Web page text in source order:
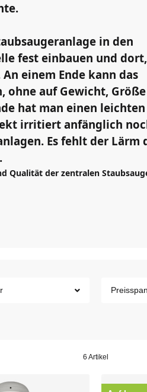
in den
fest einbauen und
einem Ende kann das
ohne auf Gewicht, Größe
hat man einen
irritiert anfänglich
Es fehlt der Lärm
Qualität der zentralen
6 Artikel